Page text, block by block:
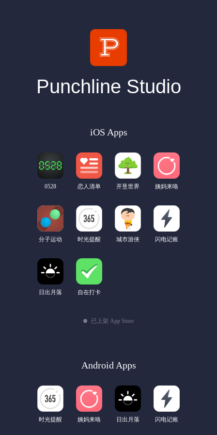
Punchline Studio
iOS Apps
0528 恋人清单 开垦世界 姨妈来咯
分子运动 时光提醒 城市游侠 闪电记账
日出月落 自在打卡
已上架 App Store
Android Apps
时光提醒 姨妈来咯 日出月落 闪电记账